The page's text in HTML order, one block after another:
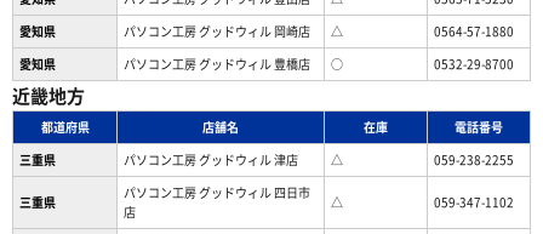
愛知県
パソコン工房 グッドウィル 岡崎店 △
0564-57-1880
愛知県
パソコン工房 グッドウィル 豊橋店 ○ 0532-29-8700
近畿地方
都道府県 店舗名 在庫
電話番号
三重県
パソコン工房 グッドウィル 津店 △ 059-238-2255
三重県
パソコン工房 グッドウィル 四日市
店
△ 059-347-1102